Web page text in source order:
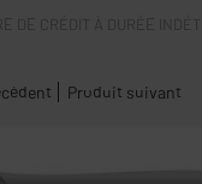
DE CRÉDIT À DURÉE
Produit suivant